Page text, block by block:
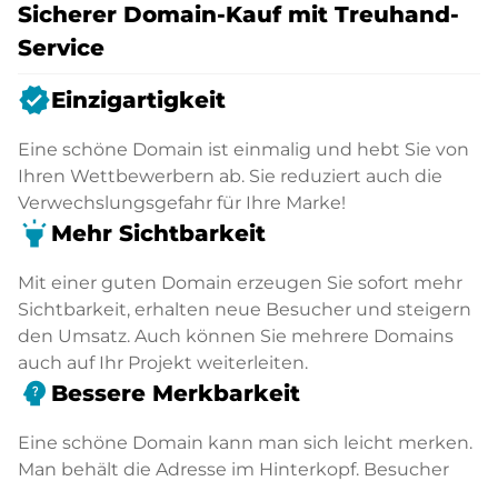
Sicherer Domain-Kauf mit Treuhand-
Service
verifiedEinzigartigkeit
Eine schöne Domain ist einmalig und hebt Sie von
Ihren Wettbewerbern ab. Sie reduziert auch die
Verwechslungsgefahr für Ihre Marke!
highlight Mehr Sichtbarkeit
Mit einer guten Domain erzeugen Sie sofort mehr
Sichtbarkeit, erhalten neue Besucher und steigern
den Umsatz. Auch können Sie mehrere Domains
auch auf Ihr Projekt weiterleiten.
psychology_alt Bessere Merkbarkeit
Eine schöne Domain kann man sich leicht merken.
Man behält die Adresse im Hinterkopf. Besucher